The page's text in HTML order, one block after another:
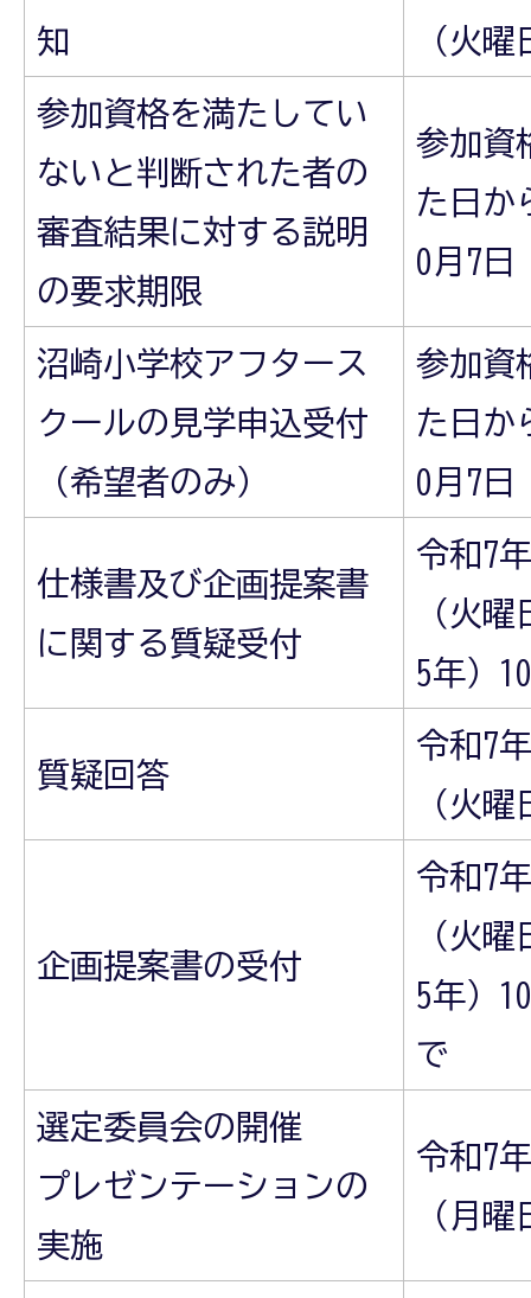
知 （火曜
参加資格を満たしてい
ないと判断された者の
審査結果に対する説明
の要求期限
参加資
た日か
0月7日
沼崎小学校アフタース
クールの見学申込受付
（希望者のみ）
参加資
た日か
0月7日
仕様書及び企画提案書
に関する質疑受付
令和7
（火
5年）
質疑回答
令和7
（火曜
企画提案書の受付
令和7
（火
5年）
で
選定委員会の開催
プレゼンテーションの
実施
令和7
（月曜